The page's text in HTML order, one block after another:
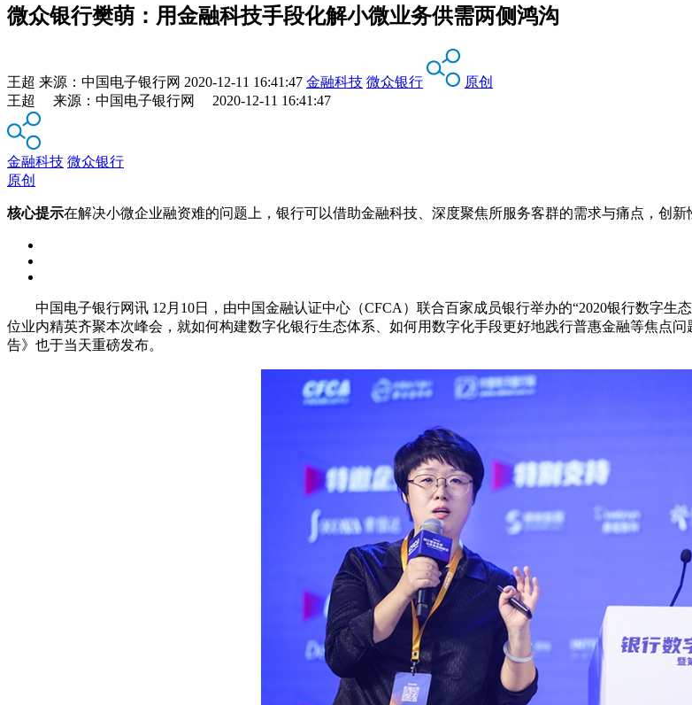
微众银行樊萌：用金融科技手段化解小微业务供需两侧鸿沟
王超 来源： 中国电子银行网 2020-12-11 16:41:47 金融科技 微众银行
原创
王超 来源：中国电子银行网 2020-12-11 16:41:47
金融科技 微众银行
原创
核心提示在解决小微企业融资难的问题上，银行可以借助金融科技、深度聚焦所服务客群的需求与痛点，创
中国电子银行网讯 12月10日，由中国金融认证中心（CFCA）联合百家成员银行举办的“2020银行数字生
位业内精英齐聚本次峰会，就如何构建数字化银行生态体系、如何用数字化手段更好地践行普惠金融等焦点
告》也于当天重磅发布。